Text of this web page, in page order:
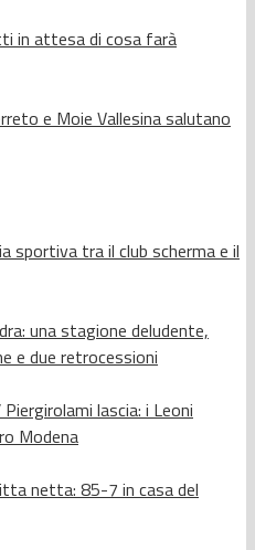
in attesa di cosa farà
e Moie Vallesina salutano
sportiva tra il club scherma e il
una stagione deludente,
e due retrocessioni
Piergirolami lascia: i Leoni
Modena
netta: 85-7 in casa del